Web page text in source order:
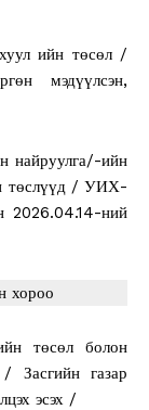
ийн төсөл /
мэдүүлсэн,
найруулга/-ийн
төслүүд / УИХ-
2026.04.14-ний
хороо
төсөл болон
Засгийн газар
эсэх /